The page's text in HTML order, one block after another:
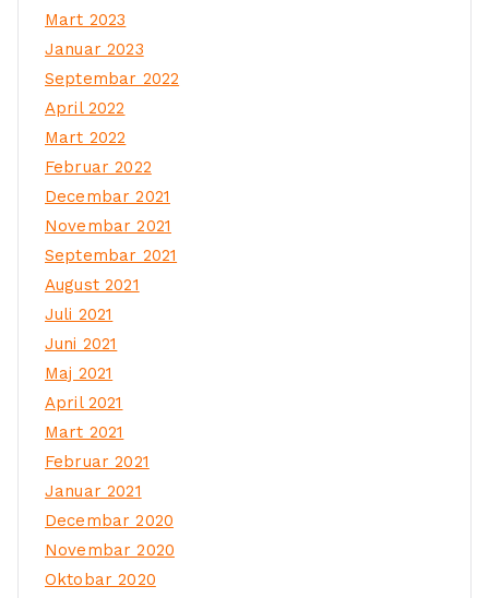
Mart 2023
Januar 2023
Septembar 2022
April 2022
Mart 2022
Februar 2022
Decembar 2021
Novembar 2021
Septembar 2021
August 2021
Juli 2021
Juni 2021
Maj 2021
April 2021
Mart 2021
Februar 2021
Januar 2021
Decembar 2020
Novembar 2020
Oktobar 2020